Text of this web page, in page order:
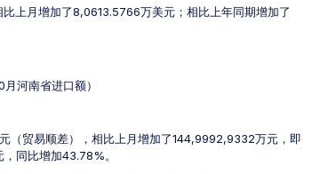
上月增加了8,0613.5766万美元；相比上年同期增加了
河南省进口额）
贸易顺差），相比上月增加了144,9992,9332万元，即
同比增加43.78%。